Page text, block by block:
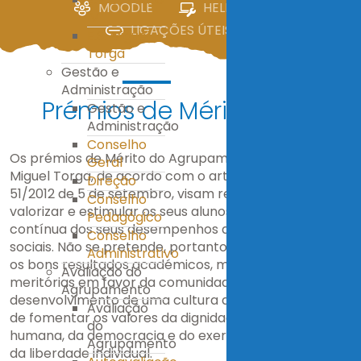
IV
E.S. Miguel
Torga
Gestão e
Administração
Gestão e
Administração
Conselho
Geral
Direção
Conselho
Pedagógico
Conselho
Administrativo
Avaliação do
Agrupamento
Avaliação
do
Agrupamento
MOODLE
HELPDESK
LIGAÇÕES ÚTEIS
Prémios de Mérito
Os prémios de Mérito do Agrupamento de Escolas
Miguel Torga, de acordo com o artigo 9 da Lei no
51/2012 de 5 de setembro, visam reconhecer,
valorizar e estimular os seus alunos para a melhoria
contínua dos seus desempenhos académicos e
sociais. Não se pretende, portanto, apenas premiar
os bons resultados académicos, mas também ações
meritórias em favor da comunidade, estimulando o
desenvolvimento de uma cultura de cidadania capaz
de fomentar os valores da dignidade da pessoa
humana, da democracia e do exercício responsável
da liberdade individual.